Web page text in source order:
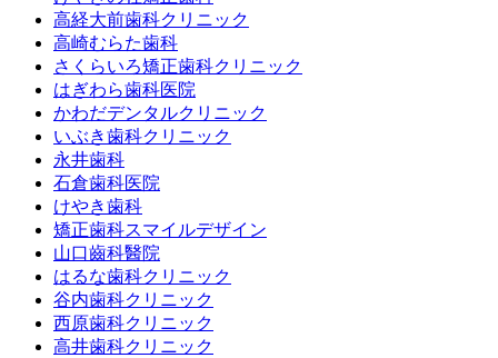
高経大前歯科クリニック
高崎むらた歯科
さくらいろ矯正歯科クリニック
はぎわら歯科医院
かわだデンタルクリニック
いぶき歯科クリニック
永井歯科
石倉歯科医院
けやき歯科
矯正歯科スマイルデザイン
山口齒科醫院
はるな歯科クリニック
谷内歯科クリニック
西原歯科クリニック
高井歯科クリニック